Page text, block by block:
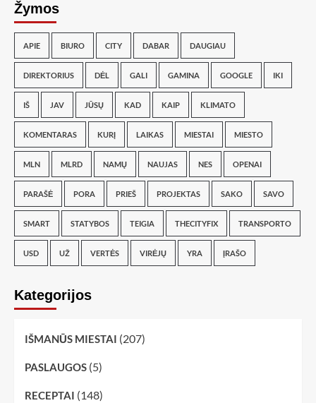
Žymos
APIE BIURO CITY DABAR DAUGIAU
DIREKTORIUS DĖL GALI GAMINA GOOGLE IKI
IŠ JAV JŪSŲ KAD KAIP KLIMATO
KOMENTARAS KURĮ LAIKAS MIESTAI MIESTO
MLN MLRD NAMŲ NAUJAS NES OPENAI
PARAŠĖ PORA PRIEŠ PROJEKTAS SAKO SAVO
SMART STATYBOS TEIGIA THECITYFIX TRANSPORTO
USD UŽ VERTĖS VIRĖJŲ YRA ĮRAŠO
Kategorijos
IŠMANŪS MIESTAI (207)
PASLAUGOS (5)
RECEPTAI (148)